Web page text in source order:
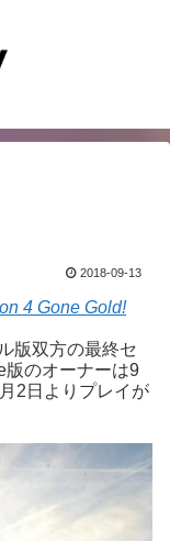
2018-09-13
4 Gone Gold!
版双方の最終セ
版のオーナーは9
2日よりプレイが